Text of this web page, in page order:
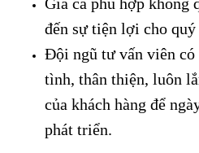
đến sự tiện lợi cho quý
Đội ngũ tư vấn viên
tình, thân thiện, luôn
của khách hàng để
phát triển.